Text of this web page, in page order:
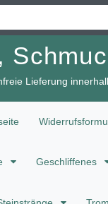
Lieferung
Geschliffenes